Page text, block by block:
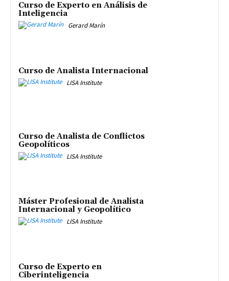
Curso de Experto en Análisis de
Inteligencia
Gerard Marín
Curso de Analista Internacional
LISA Institute
Curso de Analista de Conflictos
Geopolíticos
LISA Institute
Máster Profesional de Analista
Internacional y Geopolítico
LISA Institute
Curso de Experto en
Ciberinteligencia